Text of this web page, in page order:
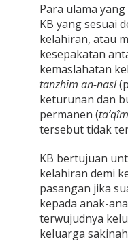
Para ulama
KB yang sesuai
kelahiran, atau
kesepakatan
kemaslahatan
tanzhîm an-nasl
keturunan dan
permanen (ta’qîm
tersebut tidak
KB bertujuan
kelahiran demi
pasangan jika
kepada anak-
terwujudnya
keluarga